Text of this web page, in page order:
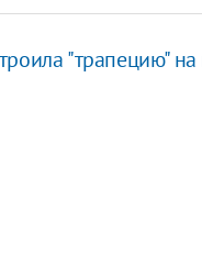
"трапецию"